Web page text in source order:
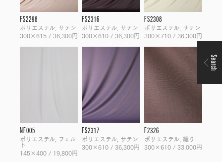
FS2298
ポリエステル, サテン
300×615 / 36,300円
FS2316
ポリエステル, サテン
300×610 / 36,300円
FS2308
ポリエステル, サテン
300×710 / 36,300円
NF005
ポリエステル, フェル
ト
145×400 / 19,800円
FS2317
ポリエステル, サテン
300×610 / 36,300円
F2326
ポリエステル, 織り
300×610 / 33,000円
Search